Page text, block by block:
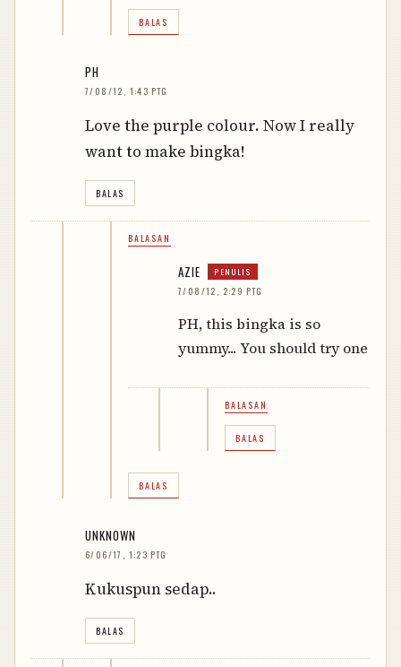
BALAS
PH
7/08/12, 1:43 PTG
Love the purple colour. Now I really
want to make bingka!
BALAS
BALASAN
AZIE
7/08/12, 2:29 PTG
PH, this bingka is so
yummy... You should try one
BALASAN
BALAS
BALAS
UNKNOWN
6/06/17, 1:23 PTG
Kukuspun sedap..
BALAS